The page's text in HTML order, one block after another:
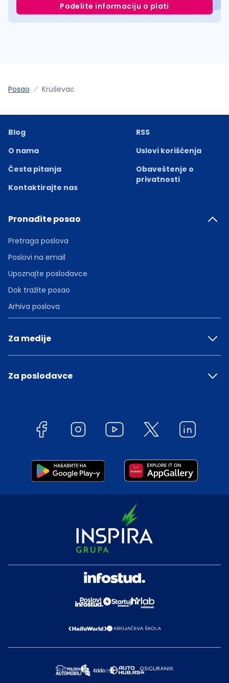
Podelite informaciju o plati
Posao Kruševac
Blog
O nama
Česta pitanja
Kontaktirajte nas
RSS
Uslovi korišćenja
Obaveštenje o
privatnosti
Pronađite posao
Pretraga poslova
Poslovi na email
Upoznajte poslodavce
Dok tražite posao
Arhiva poslova
Za medije
Za poslodavce